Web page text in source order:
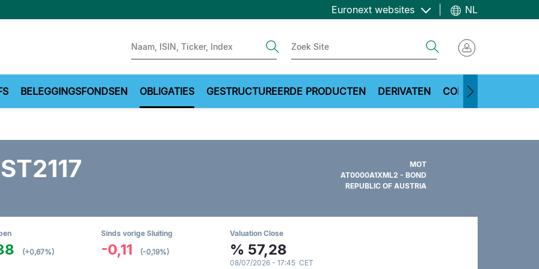
Euronext websites NL
BELEGGINGSFONDSEN OBLIGATIES GESTRUCTUREERDE PRODUCTEN DERIVATEN COMMODITIES
MOT
AT0000A1XML2 - BOND
REPUBLIC OF AUSTRIA
(+0,67%)
Sinds vorige Sluiting
-0,11 (-0,19%)
Valuation Close
% 57,28
08/07/2026 - 17:45 CET